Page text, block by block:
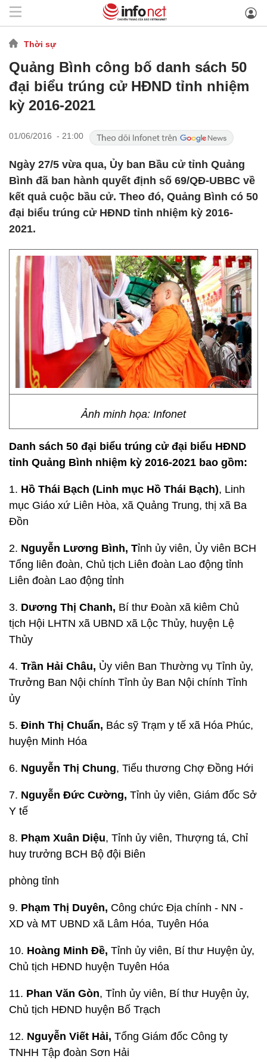
Thời sự
Quảng Bình công bố danh sách 50
đại biểu trúng cử HĐND tỉnh nhiệm
kỳ 2016-2021
01/06/2016 - 21:00
Ngày 27/5 vừa qua, Ủy ban Bầu cử tỉnh Quảng
Bình đã ban hành quyết định số 69/QĐ-UBBC về
kết quả cuộc bầu cử. Theo đó, Quảng Bình có 50
đại biểu trúng cử HĐND tỉnh nhiệm kỳ 2016-
2021.
Ảnh minh họa: Infonet
Danh sách 50 đại biểu trúng cử đại biểu HĐND
tỉnh Quảng Bình nhiệm kỳ 2016-2021 bao gồm:
1. Hồ Thái Bạch (Linh mục Hồ Thái Bạch), Linh
mục Giáo xứ Liên Hòa, xã Quảng Trung, thị xã Ba
Đồn
2. Nguyễn Lương Bình, Tỉnh ủy viên, Ủy viên BCH
Tổng liên đoàn, Chủ tịch Liên đoàn Lao động tỉnh
Liên đoàn Lao động tỉnh
3. Dương Thị Chanh, Bí thư Đoàn xã kiêm Chủ
tịch Hội LHTN xã UBND xã Lộc Thủy, huyện Lệ
Thủy
4. Trần Hải Châu, Ủy viên Ban Thường vụ Tỉnh ủy,
Trưởng Ban Nội chính Tỉnh ủy Ban Nội chính Tỉnh
ủy
5. Đinh Thị Chuẩn, Bác sỹ Trạm y tế xã Hóa Phúc,
huyện Minh Hóa
6. Nguyễn Thị Chung, Tiểu thương Chợ Đồng Hới
7. Nguyễn Đức Cường, Tỉnh ủy viên, Giám đốc Sở
Y tế
8. Phạm Xuân Diệu, Tỉnh ủy viên, Thượng tá, Chỉ
huy trưởng BCH Bộ đội Biên
phòng tỉnh
9. Phạm Thị Duyên, Công chức Địa chính - NN -
XD và MT UBND xã Lâm Hóa, Tuyên Hóa
10. Hoàng Minh Đề, Tỉnh ủy viên, Bí thư Huyện ủy,
Chủ tịch HĐND huyện Tuyên Hóa
11. Phan Văn Gòn, Tỉnh ủy viên, Bí thư Huyện ủy,
Chủ tịch HĐND huyện Bố Trạch
12. Nguyễn Viết Hải, Tổng Giám đốc Công ty
TNHH Tập đoàn Sơn Hải